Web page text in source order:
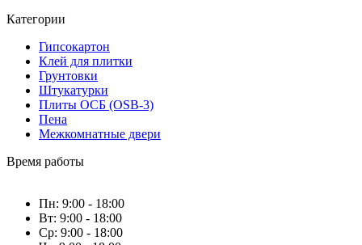
Категории
Гипсокартон
Клей для плитки
Грунтовки
Штукатурки
Плиты ОСБ (OSB-3)
Пена
Межкомнатные двери
Время работы
Пн: 9:00 - 18:00
Вт: 9:00 - 18:00
Ср: 9:00 - 18:00